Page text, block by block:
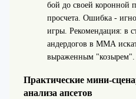
бой до своей коронной
просчета. Ошибка -
игры. Рекомендация: в
андердогов в ММА
выраженным "козырем".
Практические мини-
анализа апсетов